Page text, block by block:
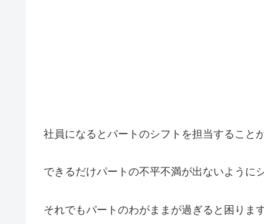
社員になるとパートのシフトを担当すること
できるだけパートの不平不満が出ないように
それでもパートのわがままが過ぎると困りま